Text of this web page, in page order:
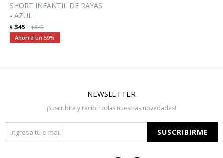
SHORT INFANTIL DE RAYAS
- AZUL
$ 345 $849
59
NEWSLETTER
¡Suscribite y recibí todas nuestras novedades!
SUSCRIBIRME